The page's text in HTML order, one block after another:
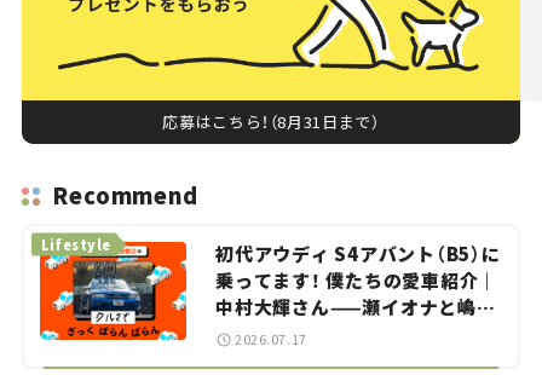
応募はこちら！（8月31日まで）
Recommend
初代アウディ S4アバント（B5）に
乗ってます！ 僕たちの愛車紹介｜
中村大輝さん——瀬イオナと嶋田
智之の「クルマでざっくばらんば
らん！」＃20
Lifestyle
2026.07.17